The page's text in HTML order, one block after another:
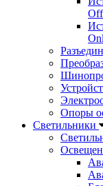
Опоры
Светильники